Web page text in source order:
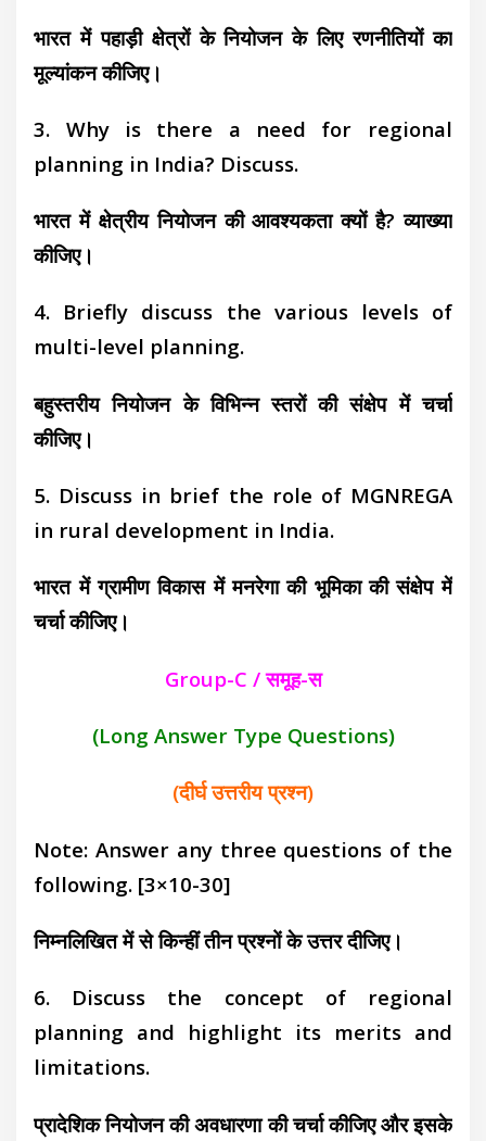
भारत में पहाड़ी क्षेत्रों के नियोजन के लिए रणनीतियों का
मूल्यांकन कीजिए।
3. Why is there a need for regional
planning in India? Discuss.
भारत में क्षेत्रीय नियोजन की आवश्यकता क्यों है? व्याख्या
कीजिए।
4. Briefly discuss the various levels of
multi-level planning.
बहुस्तरीय नियोजन के विभिन्न स्तरों की संक्षेप में चर्चा
कीजिए।
5. Discuss in brief the role of MGNREGA
in rural development in India.
भारत में ग्रामीण विकास में मनरेगा की भूमिका की संक्षेप में
चर्चा कीजिए।
Group-C / समूह-स
(Long Answer Type Questions)
(दीर्घ उत्तरीय प्रश्न)
Note: Answer any three questions of the
following. [3×10-30]
निम्नलिखित में से किन्हीं तीन प्रश्नों के उत्तर दीजिए।
6. Discuss the concept of regional
planning and highlight its merits and
limitations.
प्रादेशिक नियोजन की अवधारणा की चर्चा कीजिए और इसके